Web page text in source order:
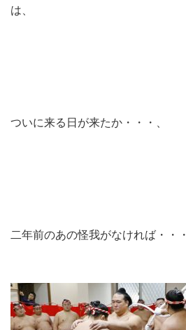
は、
ついに来る日が来たか・・・、
二年前のあの怪我がなければ・・・